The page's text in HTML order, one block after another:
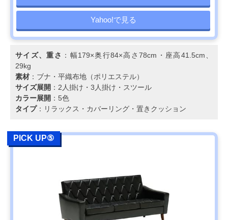
Yahoo!で見る
サイズ、重さ ：幅179×奥行84×高さ78cm・座高41.5cm、
29kg
素材 ：ブナ・平織布地（ポリエステル）
サイズ展開 ：2人掛け・3人掛け・スツール
カラー展開 ：5色
タイプ：リラックス・カバーリング・置きクッション
PICK UP⑤